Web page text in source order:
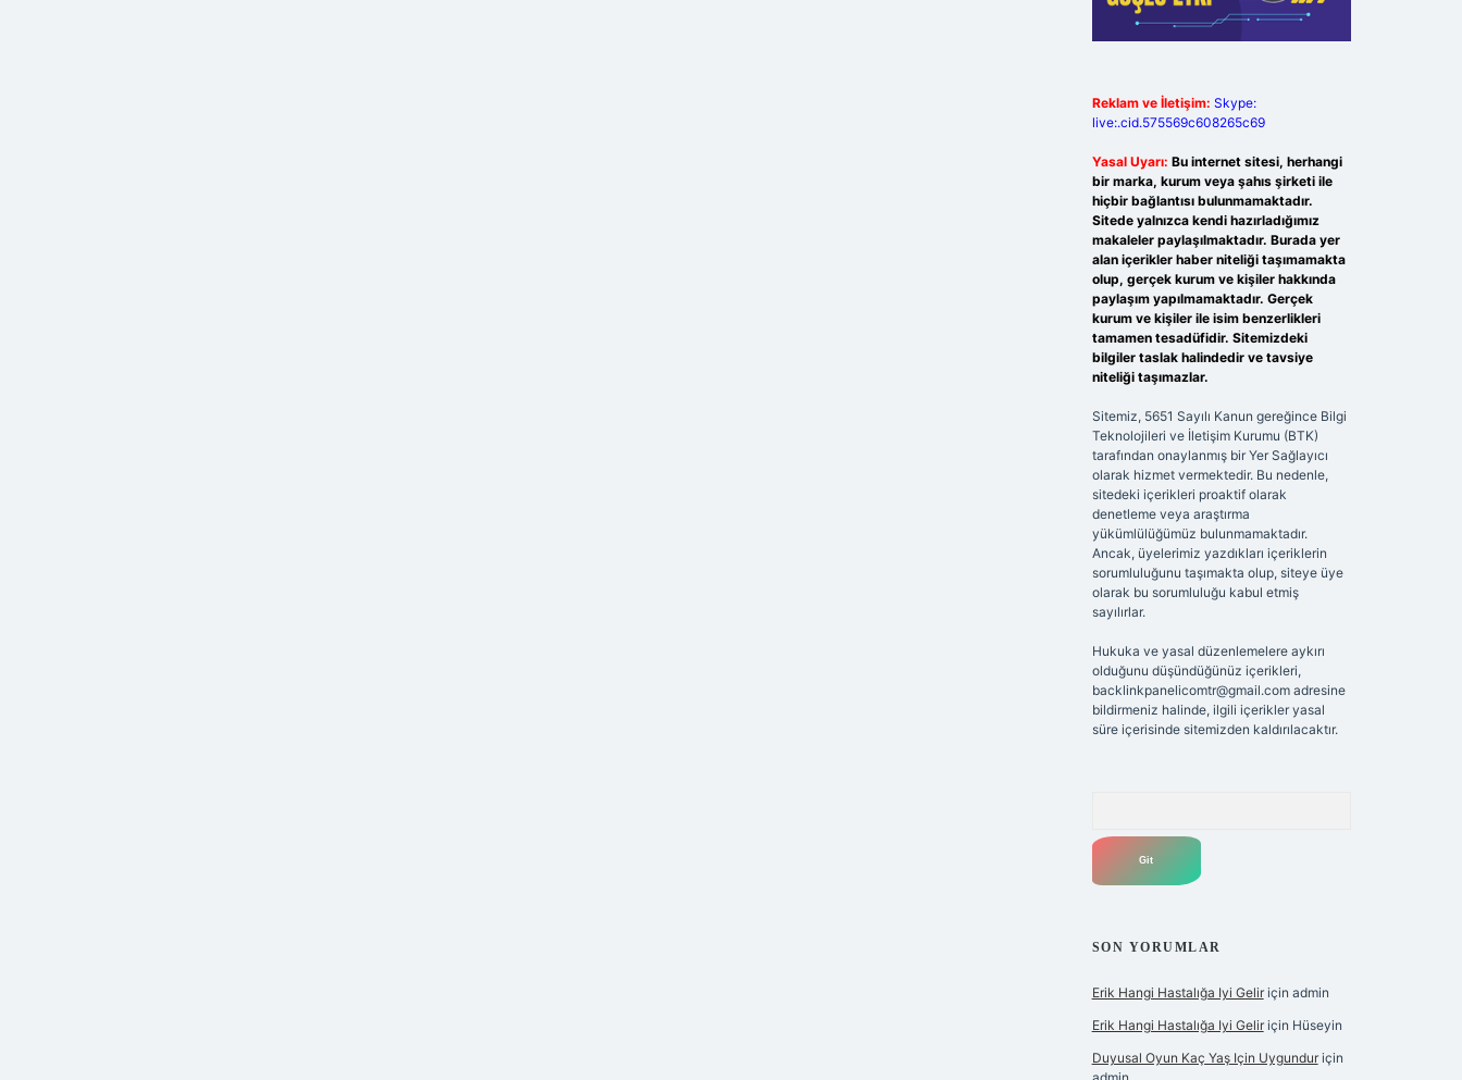
Reklam ve İletişim: Skype:
live:.cid.575569c608265c69
Yasal Uyarı: Bu internet sitesi, herhangi
bir marka, kurum veya şahıs şirketi ile
hiçbir bağlantısı bulunmamaktadır.
Sitede yalnızca kendi hazırladığımız
makaleler paylaşılmaktadır. Burada yer
alan içerikler haber niteliği taşımamakta
olup, gerçek kurum ve kişiler hakkında
paylaşım yapılmamaktadır. Gerçek
kurum ve kişiler ile isim benzerlikleri
tamamen tesadüfidir. Sitemizdeki
bilgiler taslak halindedir ve tavsiye
niteliği taşımazlar.
Sitemiz, 5651 Sayılı Kanun gereğince Bilgi
Teknolojileri ve İletişim Kurumu (BTK)
tarafından onaylanmış bir Yer Sağlayıcı
olarak hizmet vermektedir. Bu nedenle,
sitedeki içerikleri proaktif olarak
denetleme veya araştırma
yükümlülüğümüz bulunmamaktadır.
Ancak, üyelerimiz yazdıkları içeriklerin
sorumluluğunu taşımakta olup, siteye üye
olarak bu sorumluluğu kabul etmiş
sayılırlar.
Hukuka ve yasal düzenlemelere aykırı
olduğunu düşündüğünüz içerikleri,
backlinkpanelicomtr@gmail.comadresine
bildirmeniz halinde, ilgili içerikler yasal
süre içerisinde sitemizden kaldırılacaktır.
SON YORUMLAR
Erik Hangi Hastalığa Iyi Geliriçin admin
Erik Hangi Hastalığa Iyi Geliriçin Hüseyin
Duyusal Oyun Kaç Yaş Için Uygunduriçin